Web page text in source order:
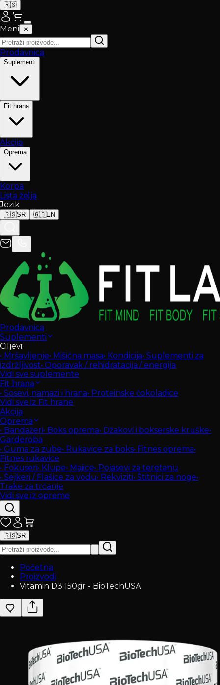
🇷🇸
Meni ✕
Prodavnica
Suplementi
Fit hrana
Akcija
Oprema
Korpa
Lista želja
Jezik
🇷🇸SR 🇬🇧EN
Prodavnica
Suplementi
Ciljevi
• Mršavljenje• Mišićna masa• Kondicija• Suplementi za
izdržljivost• Oporavak / rehidratacija / energija
Vidi sve suplemente
Fit hrana
• Sosevi, namazi i hrana• Proteinske čokoladice
Vidi sve iz Fit hrane
Akcija
Oprema
• Bandažeri• Boks oprema• Džakovi i bokserske kruške•
Garderoba
• Guma za zube• Rukavice za boks• Fitnes oprema•
Fitnes rukavice
• Fokuseri• Klupe• Majice• Pojasevi za teretanu
• Šejkeri / Flašice za vodu• Rekviziti• Štitnici za noge•
Trake za trčanje
Vidi sve iz opreme
🇷🇸SR
Početna
Proizvodi
Vitamin D3 150gr - BioTechUSA